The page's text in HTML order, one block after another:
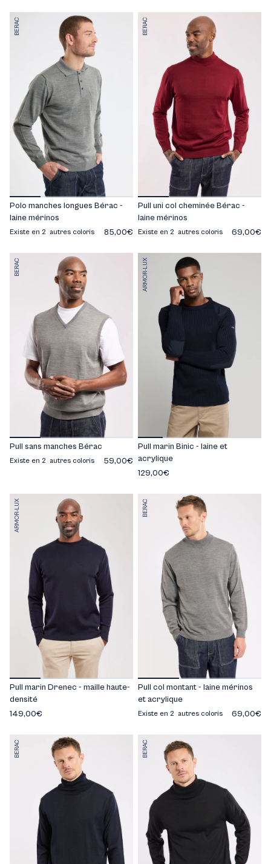
BERAC
Polo manches longues Bérac -
laine mérinos
Existe en 2 autres coloris 85,00€
BERAC
Pull uni col cheminée Bérac -
laine mérinos
Existe en 2 autres coloris 69,00€
BERAC
Pull sans manches Bérac
Existe en 2 autres coloris 59,00€
ARMOR-LUX
Pull marin Binic - laine et
acrylique
129,00€
ARMOR-LUX
Pull marin Drenec - maille haute-
densité
149,00€
BERAC
Pull col montant - laine mérinos
et acrylique
Existe en 2 autres coloris 69,00€
BERAC BERAC